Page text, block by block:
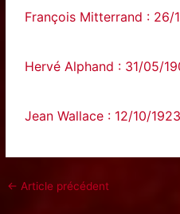
François Mitterrand : 26/
Hervé Alphand : 31/05/
Jean Wallace : 12/10/
← Article précédent